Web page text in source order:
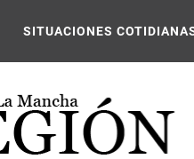
SITUACIONES